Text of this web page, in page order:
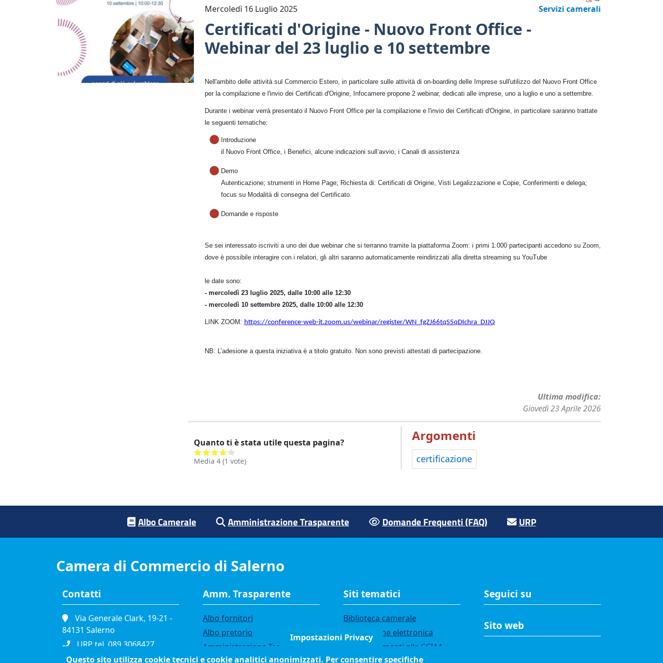
Servizi camerali
Mercoledì 16 Luglio 2025
Certificati d'Origine - Nuovo Front Office -
Webinar del 23 luglio e 10 settembre
Nell'ambito delle attività sul Commercio Estero, in particolare sulle attività di on-boarding delle Imprese sull'utilizzo del Nuovo Front Office
per la compilazione e l'invio dei Certificati d'Origine, Infocamere propone 2 webinar, dedicati alle imprese, uno a luglio e uno a settembre.
Durante i webinar verrà presentato il Nuovo Front Office per la compilazione e l'invio dei Certificati d'Origine, in particolare saranno trattate
le seguenti tematiche:
Introduzione
il Nuovo Front Office, i Benefici, alcune indicazioni sull’avvio, i Canali di assistenza
Demo
Autenticazione; strumenti in Home Page; Richiesta di: Certificati di Origine, Visti Legalizzazione e Copie, Conferimenti e delega;
focus su Modalità di consegna del Certificato.
Domande e risposte
Se sei interessato iscriviti a uno dei due webinar che si terranno tramite la piattaforma Zoom: i primi 1.000 partecipanti accedono su Zoom,
dove è possibile interagire con i relatori, gli altri saranno automaticamente reindirizzati alla diretta streaming su YouTube
le date sono:
- mercoledì 23 luglio 2025, dalle 10:00 alle 12:30
- mercoledì 10 settembre 2025, dalle 10:00 alle 12:30
LINK ZOOM: https://conference-web-it.zoom.us/webinar/register/WN_fgZJ66tqS5qDIchra_DJJQ
NB: L’adesione a questa iniziativa è a titolo gratuito. Non sono previsti attestati di partecipazione.
Ultima modifica
Giovedì 23 Aprile 2026
Quanto ti è stata utile questa pagina?
Media 4 (1 vote)
Argomenti
certificazione
Footer menuAlbo Camerale Amministrazione Trasparente Domande Frequenti (FAQ) URP
Camera di Commercio di Salerno
Contatti
Via Generale Clark, 19-21 -
84131 Salerno
URP tel. 089.3068427
Portineria tel. 089.3068111
Amm. Trasparente
Albo fornitori
Albo pretorio
Amministrazione Trasparente
Siti tematici
Biblioteca camerale
Fatturazione elettronica
IBAN pagamenti alla CCIAA
Seguici su
Sito web
Impostazioni Privacy
Questo sito utilizza cookie tecnici e cookie analitici anonimizzati. Per consentire specifiche